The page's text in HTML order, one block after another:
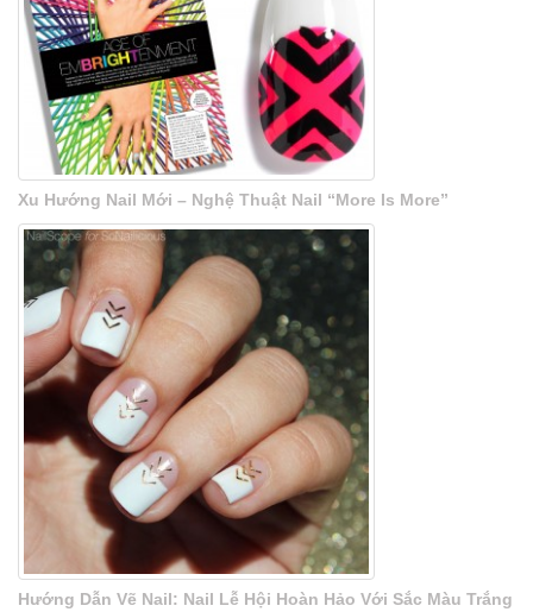
Xu Hướng Nail Mới – Nghệ Thuật Nail “More Is More”
Hướng Dẫn Vẽ Nail: Nail Lễ Hội Hoàn Hảo Với Sắc Màu Trắng